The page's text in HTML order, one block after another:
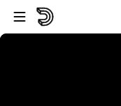
Passer au player
Passer au contenu